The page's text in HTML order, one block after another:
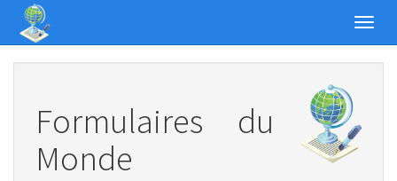
Formulaires du
Monde